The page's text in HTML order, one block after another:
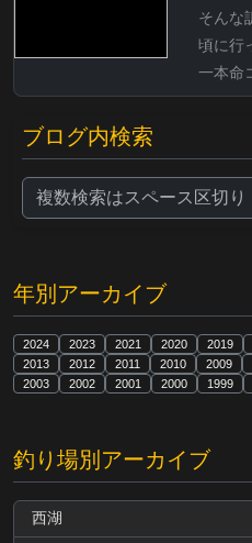
そんな
頃に行
一本命
ブログ内検索
年別アーカイブ
2024 2023 2021 2020 2019
2013
2012 2011 2010 2009
2003
2002 2001 2000 1999
釣り場別アーカイブ
西湖